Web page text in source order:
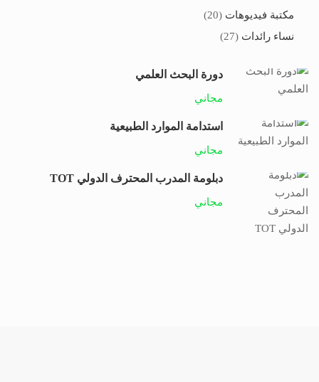
مكتبة فيديوهات (20)
نساء رائدات (27)
دورة البحث العلمي
مجاني
استدامة الموارد الطبيعية
مجاني
دبلومة المدرب المحترف الدولي TOT
مجاني